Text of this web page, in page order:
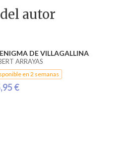
autor
DE VILLAGALLINA
ARRAYAS
en 2 semanas
€